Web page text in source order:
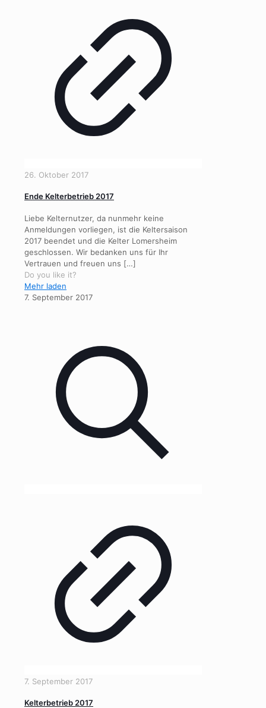
26. Oktober 2017
Ende Kelterbetrieb 2017
Liebe Kelternutzer, da nunmehr keine
Anmeldungen vorliegen, ist die Keltersaison
2017 beendet und die Kelter Lomersheim
geschlossen. Wir bedanken uns für Ihr
Vertrauen und freuen uns […]
Do you like it?
Mehr laden
7. September 2017
7. September 2017
Kelterbetrieb 2017